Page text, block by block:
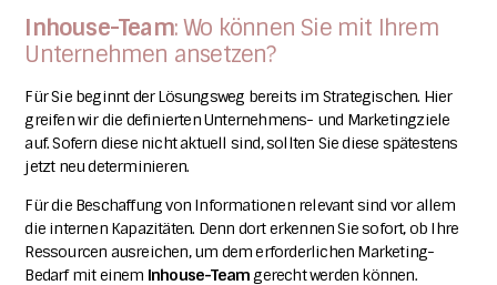
Inhouse-Team: Wo können Sie mit Ihrem
Unternehmen ansetzen?
Für Sie beginnt der Lösungsweg bereits im Strategischen. Hier
greifen wir die definierten Unternehmens- und Marketingziele
auf. Sofern diese nicht aktuell sind, sollten Sie diese spätestens
jetzt neu determinieren.
Für die Beschaffung von Informationen relevant sind vor allem
die internen Kapazitäten. Denn dort erkennen Sie sofort, ob Ihre
Ressourcen ausreichen, um dem erforderlichen Marketing-
Bedarf mit einem Inhouse-Teamgerecht werden können.